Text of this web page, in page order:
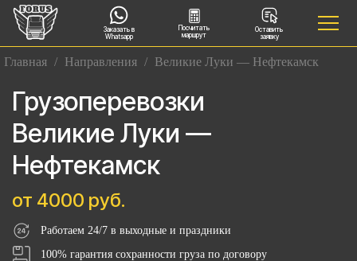
Заказать в
Whatsapp
Посчитать
маршрут
Оставить
заявку
Главная / Направления / Великие Луки — Нефтекамск
Грузоперевозки
Великие Луки —
Нефтекамск
от 4000 руб.
Работаем 24/7 в выходные и праздники
100% гарантия сохранности груза по договору